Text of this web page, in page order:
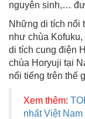
nguyên sinh,…
Những di tích nổi
như chùa Kofuku,
di tích cung điện
chùa Horyuji tại
nổi tiếng trên thế
Xem thêm:
nhất Việt Nam